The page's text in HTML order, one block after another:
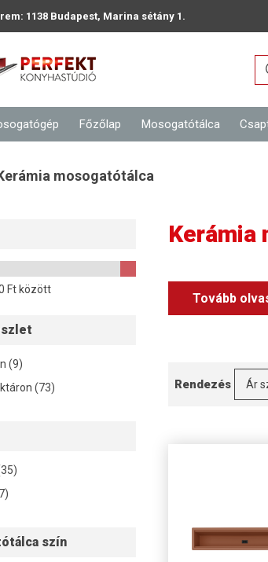
1138 Budapest, Marina sétány 1.
Főzőlap Mosogatótálca
mosogatótálca
Ft között
(9)
(73)
szín
Kerámia
Tovább
Rendezés